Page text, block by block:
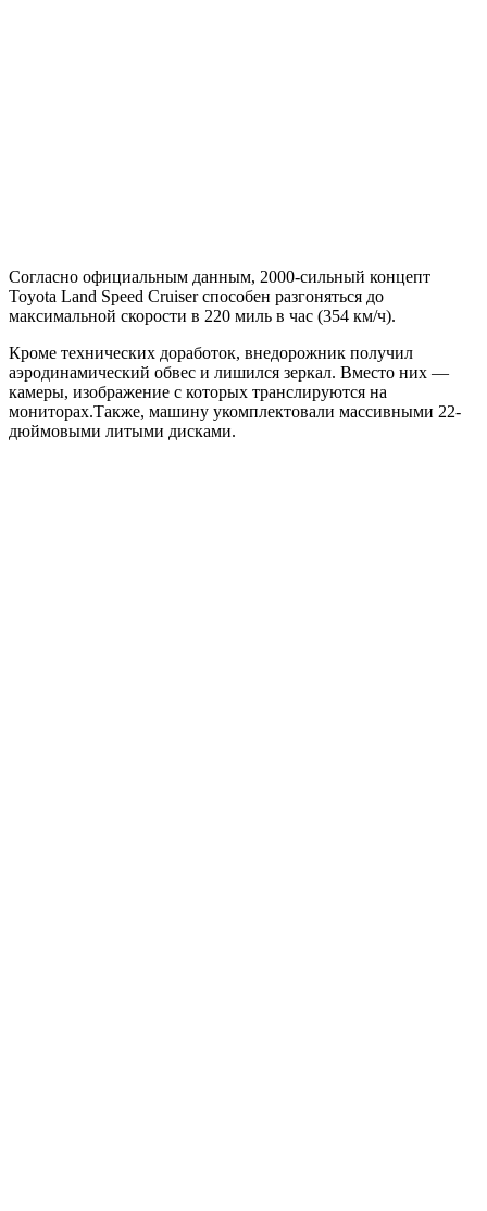
Согласно официальным данным, 2000-сильный концепт
Toyota Land Speed Cruiser способен разгоняться до
максимальной скорости в 220 миль в час (354 км/ч).
Кроме технических доработок, внедорожник получил
аэродинамический обвес и лишился зеркал. Вместо них —
камеры, изображение с которых транслируются на
мониторах.Также, машину укомплектовали массивными 22-
дюймовыми литыми дисками.